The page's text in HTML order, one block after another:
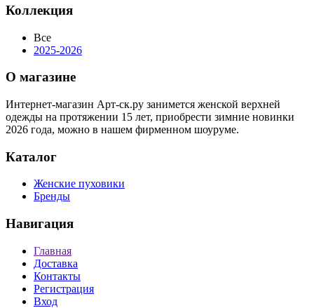
Коллекция
Все
2025-2026
О магазине
Интернет-магазин Арт-ск.ру занимется женской верхней
одежды на протяжении 15 лет, приобрести зимние новинки
2026 года, можно в нашем фирменном шоуруме.
Каталог
Женские пуховики
Бренды
Навигация
Главная
Доставка
Контакты
Регистрация
Вход